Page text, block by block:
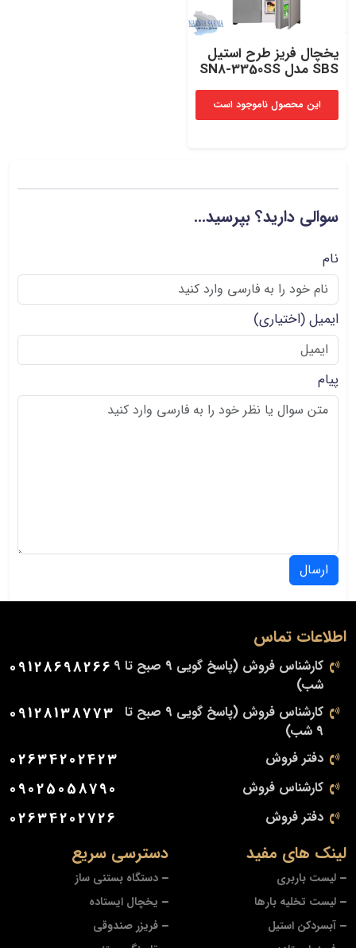
یخچال فریز طرح استیل
SBS مدل SN8-3350SS
این محصول ناموجود است
سوالی دارید؟ بپرسید...
نام
ایمیل(اختیاری)
پیام
ارسال
دسترسی سریع
دستگاه بستنی ساز
یخچال ایستاده
فریزر صندوقی
لینک های مفید
لیست باربری
لیست تخلیه بارها
آبسردکن استیل
اطلاعات تماس
کارشناس فروش (پاسخ گویی 9 صبح تا 9
شب)
09128698266
کارشناس فروش (پاسخ گویی 9 صبح تا
9 شب)
09128138773
دفتر فروش 02634202423
کارشناس فروش 09025058790
دفتر فروش 02634202726